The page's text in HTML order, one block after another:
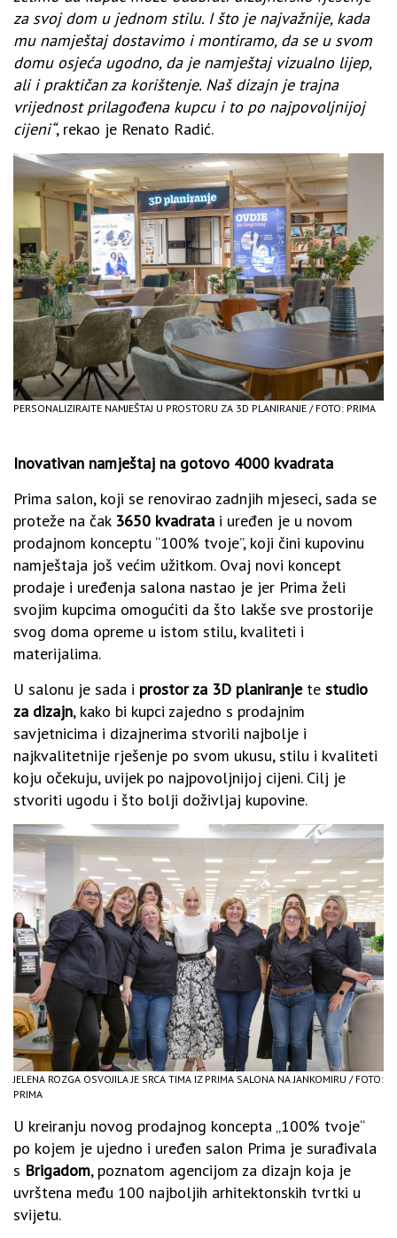
za svoj dom u jednom stilu. I što je najvažnije, kada
mu namještaj dostavimo i montiramo, da se u svom
domu osjeća ugodno, da je namještaj vizualno lijep,
ali i praktičan za korištenje. Naš dizajn je trajna
vrijednost prilagođena kupcu i to po najpovoljnijoj
cijeni“, rekao je Renato Radić.
PERSONALIZIRAJTE NAMJEŠTAJ U PROSTORU ZA 3D PLANIRANJE / FOTO: PRIMA
Inovativan namještaj na gotovo 4000 kvadrata
Prima salon, koji se renovirao zadnjih mjeseci, sada se
proteže na čak 3650 kvadrata i uređen je u novom
prodajnom konceptu “100% tvoje”, koji čini kupovinu
namještaja još većim užitkom. Ovaj novi koncept
prodaje i uređenja salona nastao je jer Prima želi
svojim kupcima omogućiti da što lakše sve prostorije
svog doma opreme u istom stilu, kvaliteti i
materijalima.
U salonu je sada i prostor za 3D planiranje te studio
za dizajn, kako bi kupci zajedno s prodajnim
savjetnicima i dizajnerima stvorili najbolje i
najkvalitetnije rješenje po svom ukusu, stilu i kvaliteti
koju očekuju, uvijek po najpovoljnijoj cijeni. Cilj je
stvoriti ugodu i što bolji doživljaj kupovine.
JELENA ROZGA OSVOJILA JE SRCA TIMA IZ PRIMA SALONA NA JANKOMIRU / FOTO:
PRIMA
U kreiranju novog prodajnog koncepta „100% tvoje“
po kojem je ujedno i uređen salon Prima je surađivala
s Brigadom, poznatom agencijom za dizajn koja je
uvrštena među 100 najboljih arhitektonskih tvrtki u
svijetu.